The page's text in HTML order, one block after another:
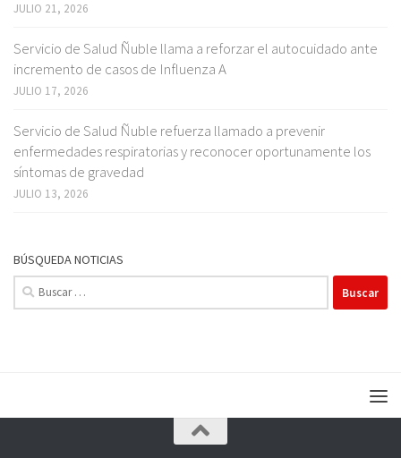
JULIO 21, 2026
Servicio de Salud Ñuble llama a reforzar el autocuidado ante
incremento de casos de Influenza A
JULIO 17, 2026
Servicio de Salud Ñuble refuerza llamado a prevenir
enfermedades respiratorias y reconocer oportunamente los
síntomas de gravedad
JULIO 13, 2026
BÚSQUEDA NOTICIAS
Buscar: